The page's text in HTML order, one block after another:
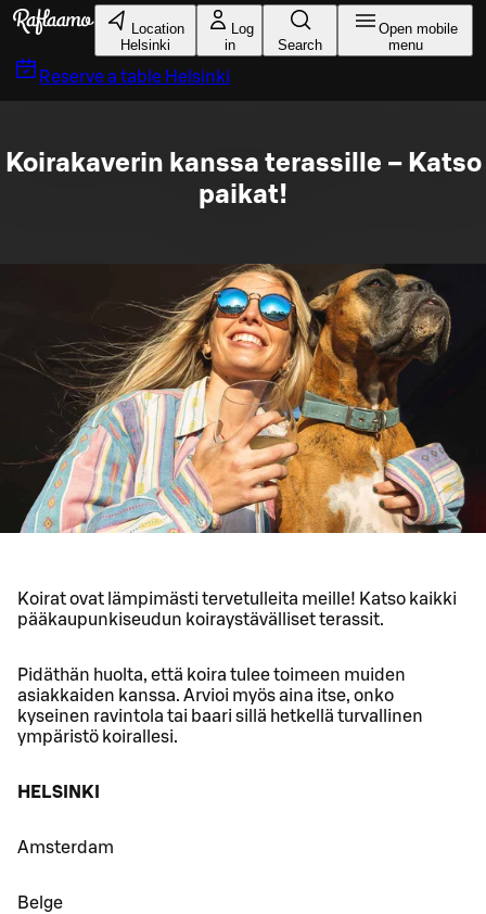
Skip to main content
Location
Helsinki
Log
in
Search
Open mobile
menu
Reserve a table Helsinki
Koirakaverin kanssa terassille – Katso
paikat!
Koirat ovat lämpimästi tervetulleita meille! Katso kaikki
pääkaupunkiseudun koiraystävälliset terassit.
Pidäthän huolta, että koira tulee toimeen muiden
asiakkaiden kanssa. Arvioi myös aina itse, onko
kyseinen ravintola tai baari sillä hetkellä turvallinen
ympäristö koirallesi.
HELSINKI
Amsterdam
Belge